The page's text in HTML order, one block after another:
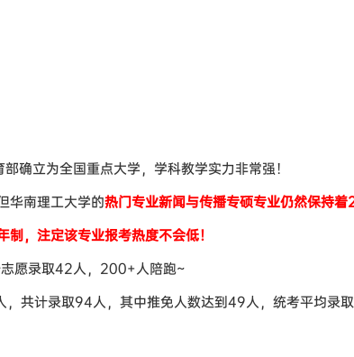
确立为全国重点大学，学科教学实力非常强！
华南理工大学的热门专业新闻与传播专硕专业仍然保持着2
，注定该专业报考热度不会低！
愿录取42人，200+人陪跑~
共计录取94人，其中推免人数达到49人，统考平均录